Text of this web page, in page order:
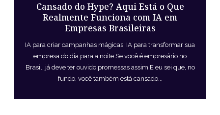
Cansado do Hype? Aqui Está o Que
Realmente Funciona com IA em
Empresas Brasileiras
IA para criar campanhas mágicas. IA para transformar sua
empresa do dia para a noite.Se você é empresário no
Brasil, já deve ter ouvido promessas assim.E eu sei que, no
fundo, você também está cansado...